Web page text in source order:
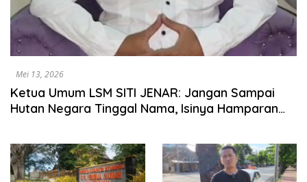
Mei 13, 2026
Ketua Umum LSM SITI JENAR: Jangan Sampai
Hutan Negara Tinggal Nama, Isinya Hamparan